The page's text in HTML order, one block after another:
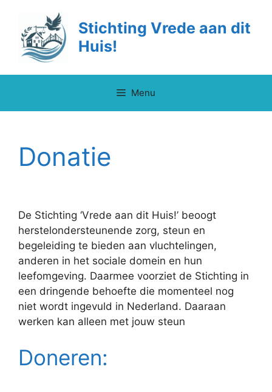
inhoud
Stichting Vrede aan dit
Huis!
Menu
Donatie
De Stichting ‘Vrede aan dit Huis!’ beoogt
herstelondersteunende zorg, steun en
begeleiding te bieden aan vluchtelingen,
anderen in het sociale domein en hun
leefomgeving. Daarmee voorziet de Stichting in
een dringende behoefte die momenteel nog
niet wordt ingevuld in Nederland. Daaraan
werken kan alleen met jouw steun
Doneren: